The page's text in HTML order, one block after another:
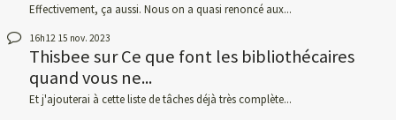
Effectivement, ça aussi. Nous on a quasi renoncé aux...
16h12 15 nov. 2023
ThisbeesurCe que font les bibliothécaires
quand vous ne...
Et j'ajouterai à cette liste de tâches déjà très complète...